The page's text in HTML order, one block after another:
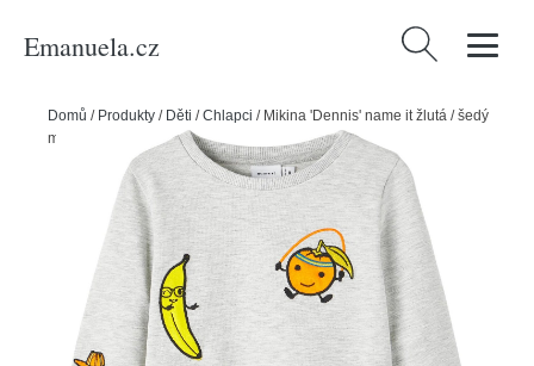
Emanuela.cz Vyhledávání
Domů / Produkty / Děti /Chlapci / Mikina 'Dennis' name it žlutá / šedý
melír / oranžová